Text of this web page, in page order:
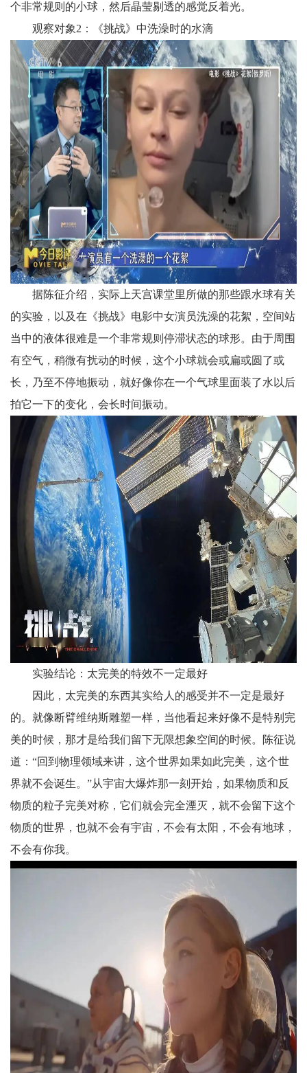
个非常规则的小球，然后晶莹剔透的感觉反着光。
观察对象2：《挑战》中洗澡时的水滴
据陈征介绍，实际上天宫课堂里所做的那些跟水球有关
的实验，以及在《挑战》电影中女演员洗澡的花絮，空间站
当中的液体很难是一个非常规则停滞状态的球形。由于周围
有空气，稍微有扰动的时候，这个小球就会或扁或圆了或
长，乃至不停地振动，就好像你在一个气球里面装了水以后
拍它一下的变化，会长时间振动。
实验结论：太完美的特效不一定最好
因此，太完美的东西其实给人的感受并不一定是最好
的。就像断臂维纳斯雕塑一样，当他看起来好像不是特别完
美的时候，那才是给我们留下无限想象空间的时候。陈征说
道：“回到物理领域来讲，这个世界如果如此完美，这个世
界就不会诞生。”从宇宙大爆炸那一刻开始，如果物质和反
物质的粒子完美对称，它们就会完全湮灭，就不会留下这个
物质的世界，也就不会有宇宙，不会有太阳，不会有地球，
不会有你我。